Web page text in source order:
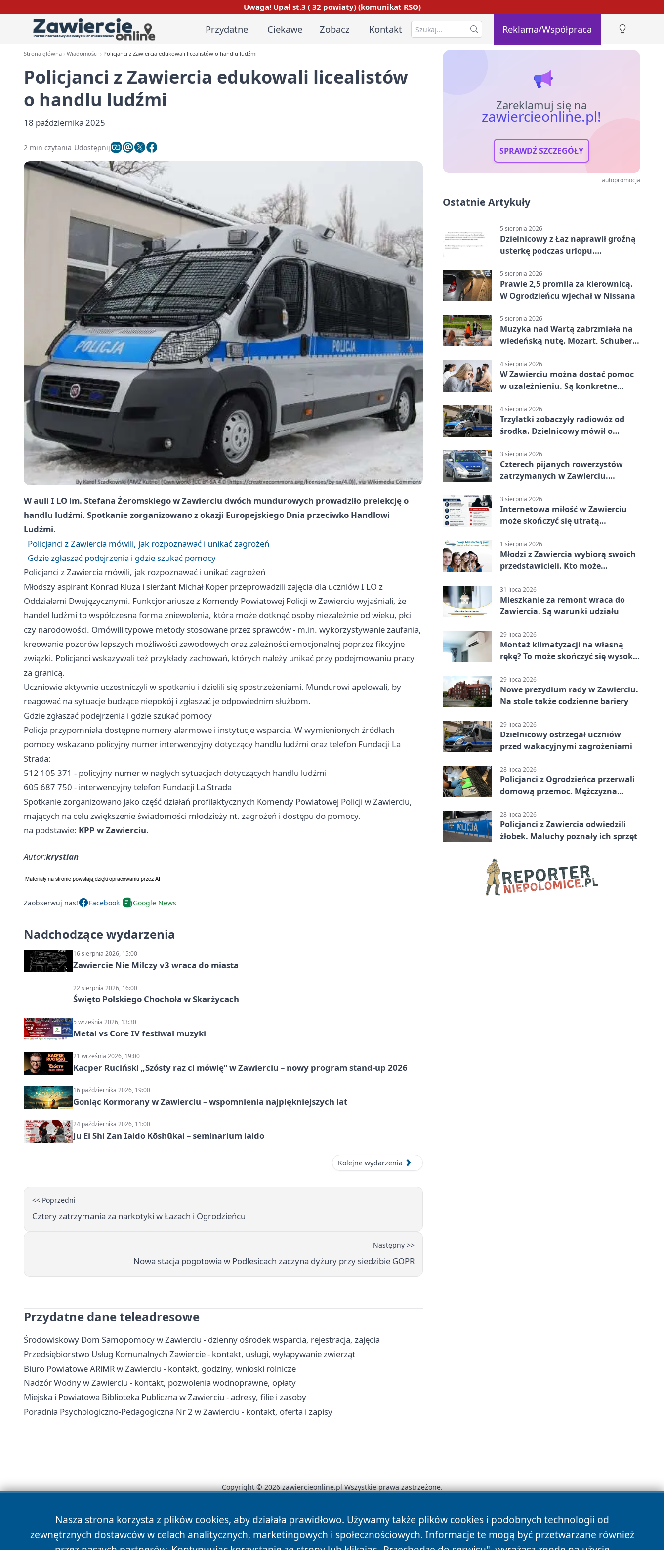
Uwaga! Upał st.3 ( 32 powiaty) (komunikat RSO)
Przydatne Ciekawe Zobacz Kontakt Reklama/Współpraca
Strona główna Wiadomości Policjanci z Zawiercia edukowali licealistów o handlu ludźmi
Policjanci z Zawiercia edukowali licealistów
o handlu ludźmi
18 października 2025
2 min czytania Udostępnij
W auli I LO im. Stefana Żeromskiego w Zawierciu dwóch mundurowych prowadziło prelekcję o
handlu ludźmi. Spotkanie zorganizowano z okazji Europejskiego Dnia przeciwko Handlowi
Ludźmi.
Policjanci z Zawiercia mówili, jak rozpoznawać i unikać zagrożeń
Gdzie zgłaszać podejrzenia i gdzie szukać pomocy
Policjanci z Zawiercia mówili, jak rozpoznawać i unikać zagrożeń
Młodszy aspirant Konrad Kluza i sierżant Michał Koper przeprowadzili zajęcia dla uczniów I LO z
Oddziałami Dwujęzycznymi. Funkcjonariusze z Komendy Powiatowej Policji w Zawierciu wyjaśniali, że
handel ludźmi to współczesna forma zniewolenia, która może dotknąć osoby niezależnie od wieku, płci
czy narodowości. Omówili typowe metody stosowane przez sprawców - m.in. wykorzystywanie zaufania,
kreowanie pozorów lepszych możliwości zawodowych oraz zależności emocjonalnej poprzez fikcyjne
związki. Policjanci wskazywali też przykłady zachowań, których należy unikać przy podejmowaniu pracy
za granicą.
Uczniowie aktywnie uczestniczyli w spotkaniu i dzielili się spostrzeżeniami. Mundurowi apelowali, by
reagować na sytuacje budzące niepokój i zgłaszać je odpowiednim służbom.
Gdzie zgłaszać podejrzenia i gdzie szukać pomocy
Policja przypomniała dostępne numery alarmowe i instytucje wsparcia. W wymienionych źródłach
pomocy wskazano policyjny numer interwencyjny dotyczący handlu ludźmi oraz telefon Fundacji La
Strada:
512 105 371 - policyjny numer w nagłych sytuacjach dotyczących handlu ludźmi
605 687 750 - interwencyjny telefon Fundacji La Strada
Spotkanie zorganizowano jako część działań profilaktycznych Komendy Powiatowej Policji w Zawierciu,
mających na celu zwiększenie świadomości młodzieży nt. zagrożeń i dostępu do pomocy.
na podstawie: KPP w Zawierciu.
Autor:krystian
Zaobserwuj nas! Facebook Google News
Nadchodzące wydarzenia
16 sierpnia 2026, 15:00
Zawiercie Nie Milczy v3 wraca do miasta
22 sierpnia 2026, 16:00
Święto Polskiego Chochoła w Skarżycach
5 września 2026, 13:30
Metal vs Core IV festiwal muzyki
21 września 2026, 19:00
Kacper Ruciński „Szósty raz ci mówię” w Zawierciu – nowy program stand-up 2026
16 października 2026, 19:00
Goniąc Kormorany w Zawierciu – wspomnienia najpiękniejszych lat
24 października 2026, 11:00
Ju Ei Shi Zan Iaido Kōshūkai – seminarium iaido
Kolejne wydarzenia
<< Poprzedni
Cztery zatrzymania za narkotyki w Łazach i Ogrodzieńcu
Następny >>
Nowa stacja pogotowia w Podlesicach zaczyna dyżury przy siedzibie GOPR
Przydatne dane teleadresowe
Środowiskowy Dom Samopomocy w Zawierciu - dzienny ośrodek wsparcia, rejestracja, zajęcia
Przedsiębiorstwo Usług Komunalnych Zawiercie - kontakt, usługi, wyłapywanie zwierząt
Biuro Powiatowe ARiMR w Zawierciu - kontakt, godziny, wnioski rolnicze
Nadzór Wodny w Zawierciu - kontakt, pozwolenia wodnoprawne, opłaty
Miejska i Powiatowa Biblioteka Publiczna w Zawierciu - adresy, filie i zasoby
Poradnia Psychologiczno-Pedagogiczna Nr 2 w Zawierciu - kontakt, oferta i zapisy
Zareklamuj się na
zawiercieonline.pl!
SPRAWDŹ SZCZEGÓŁY
autopromocja
Ostatnie Artykuły
5 sierpnia 2026
Dzielnicowy z Łaz naprawił groźną
usterkę podczas urlopu.
5 sierpnia 2026
Prawie 2,5 promila za kierownicą.
W Ogrodzieńcu wjechał w Nissana
5 sierpnia 2026
Muzyka nad Wartą zabrzmiała na
wiedeńską nutę. Mozart, Schubert i
4 sierpnia 2026
W Zawierciu można dostać pomoc
w uzależnieniu. Są konkretne
4 sierpnia 2026
Trzylatki zobaczyły radiowóz od
środka. Dzielnicowy mówił o
3 sierpnia 2026
Czterech pijanych rowerzystów
zatrzymanych w Zawierciu.
promila
3 sierpnia 2026
Internetowa miłość w Zawierciu
może skończyć się utratą
1 sierpnia 2026
Młodzi z Zawiercia wybiorą swoich
przedstawicieli. Kto może
31 lipca 2026
Mieszkanie za remont wraca do
Zawiercia. Są warunki udziału
29 lipca 2026
Montaż klimatyzacji na własną
rękę? To może skończyć się wysoką
29 lipca 2026
Nowe prezydium rady w Zawierciu.
Na stole także codzienne bariery
29 lipca 2026
Dzielnicowy ostrzegał uczniów
przed wakacyjnymi zagrożeniami
28 lipca 2026
Policjanci z Ogrodzieńca przerwali
domową przemoc. Mężczyzna
28 lipca 2026
Policjanci z Zawiercia odwiedzili
żłobek. Maluchy poznały ich sprzęt
Nasza strona korzysta z plików cookies, aby działała prawidłowo. Używamy także plików cookies i podobnych technologii od
zewnętrznych dostawców w celach analitycznych, marketingowych i społecznościowych. Informacje te mogą być przetwarzane również
Copyright © 2026 zawiercieonline.pl Wszystkie prawa zastrzeżone.
News Autorzy Polityka Prywatności Polityka Cookies